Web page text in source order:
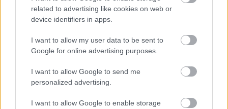
related to advertising like cookies on web or
device identifiers in apps.
I want to allow my user data to be sent to
Google for online advertising purposes.
I want to allow Google to send me
personalized advertising.
I want to allow Google to enable storage